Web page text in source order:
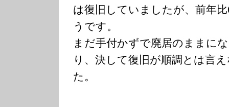
は復旧していましたが、前年
うです。
まだ手付かずで廃居のままに
り、決して復旧が順調とは言
た。